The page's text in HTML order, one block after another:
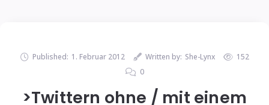
Published: 1. Februar 2012 Written by: She-Lynx
152
0
>Twittern ohne / mit einem